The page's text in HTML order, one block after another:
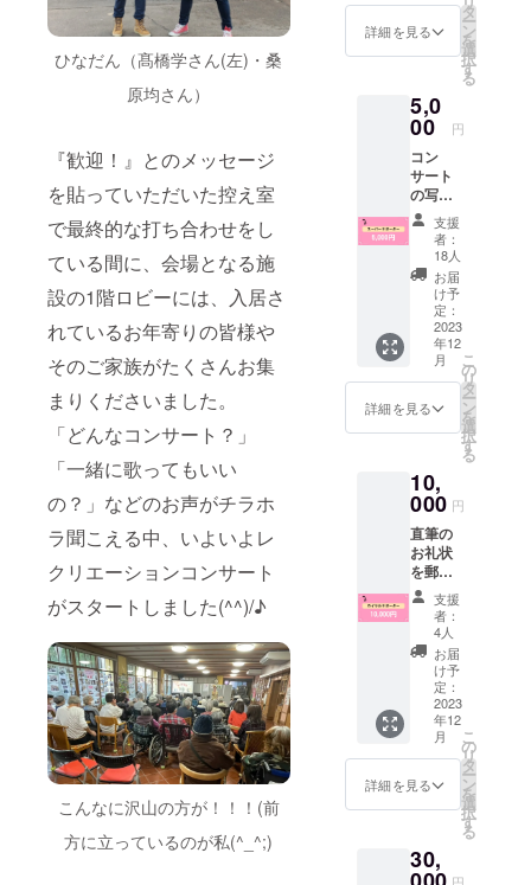
ひなだん（髙橋学さん(左)・桑
原均さん）
『歓迎！』とのメッセージ
を貼っていただいた控え室
で最終的な打ち合わせをし
ている間に、会場となる施
設の1階ロビーには、入居さ
れているお年寄りの皆様や
そのご家族がたくさんお集
まりくださいました。
「どんなコンサート？」
「一緒に歌ってもいい
の？」などのお声がチラホ
ラ聞こえる中、いよいよレ
クリエーションコンサート
がスタートしました(^^)/♪
こんなに沢山の方が！！！(前
方に立っているのが私(^_^;)
る」それが
当たり前で
を思い知ら
され、ああ
すればよ
かった、
もっとこう
しておけば
よかったと
後悔するこ
とばかりで
した。
毎日母を見
「私に出来
考えてウエ
ディングの
仕事から介
護の仕事に
転職。施設
に入居され
ている高齢
の方々やそ
のご家族と
の関わりか
ら、介護が
必要になっ
た時のこと
や介護のそ
ことを、誰
収書」
が必要
な方が
いらっ
ました
ら、備
考欄に
『領収
書希
望』と
ご入力
くださ
いま
せ。
詳細を見る
タ
ー
ン
を
選
択
す
る
5,0
00 円
コン
サート
の写真
ととも
に、心
を込め
てお礼
のメー
ルをお
送りし
ます。
※本プロ
ジェク
トへの
支援金
の「領
が必要
な方が
いらっ
しゃい
ました
ら、備
考欄に
『領収
書希
望』と
ご入力
くださ
いま
せ。
支援
者：
18人
お届
け予
定：
2023
年12
月
詳細を見る
こ
の
リ
タ
ー
ン
を
選
択
す
る
10,
000 円
直筆の
お礼状
を郵便
で、ま
た、初
回のコ
ンサー
トの写
真入り
レポー
（PDF)
をメー
ルでお
送りい
たしま
本プロ
ジェク
支援
者：
4人
お届
け予
定：
2023
年12
月
詳細を見る
こ
の
リ
タ
ー
ン
を
選
択
す
る
30,